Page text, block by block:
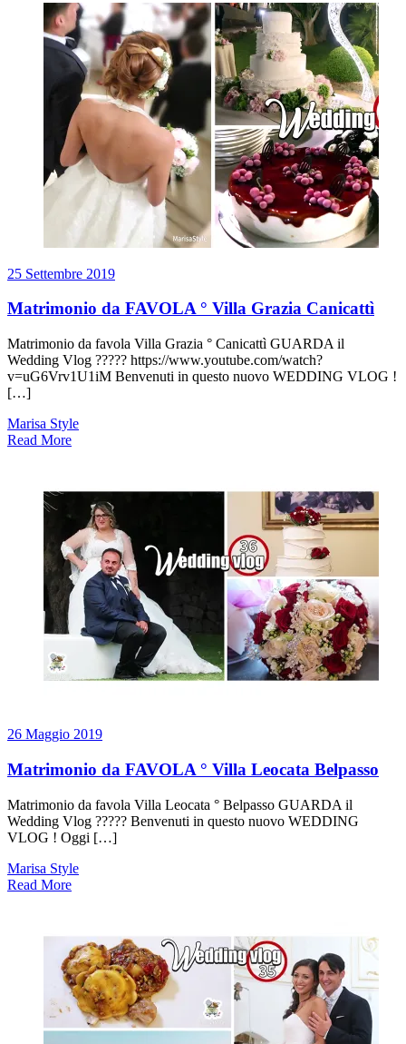
25 Settembre 2019
Matrimonio da FAVOLA ° Villa Grazia Canicattì
Matrimonio da favola Villa Grazia ° Canicattì GUARDA il
Wedding Vlog ????? https://www.youtube.com/watch?
v=uG6Vrv1U1iM Benvenuti in questo nuovo WEDDING VLOG !
[…]
Marisa Style
Read More
26 Maggio 2019
Matrimonio da FAVOLA ° Villa Leocata Belpasso
Matrimonio da favola Villa Leocata ° Belpasso GUARDA il
Wedding Vlog ????? Benvenuti in questo nuovo WEDDING
VLOG ! Oggi […]
Marisa Style
Read More